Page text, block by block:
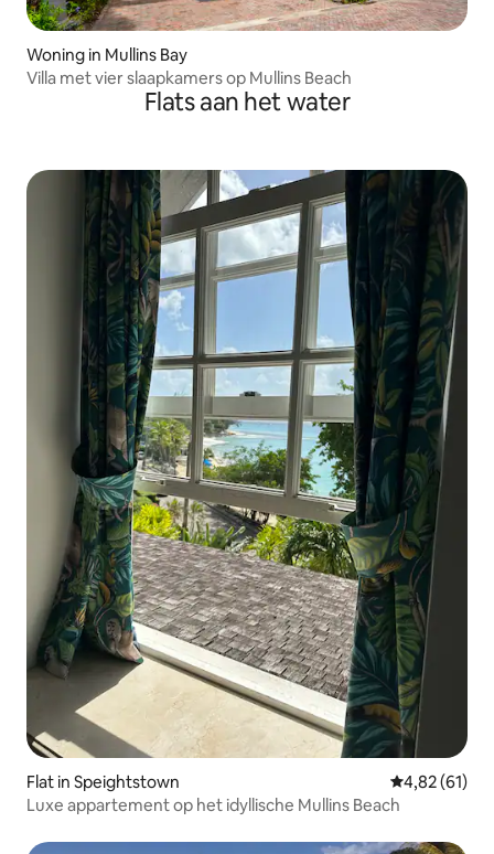
Woning in Mullins Bay
Villa met vier slaapkamers op Mullins Beach
Flats aan het water
Flat in Speightstown Gemiddelde
4,82 (61)
Luxe appartement op het idyllische Mullins Beach